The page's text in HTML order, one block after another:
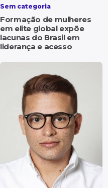
Sem categoria
Formação de mulheres
em elite global expõe
lacunas do Brasil em
liderança e acesso